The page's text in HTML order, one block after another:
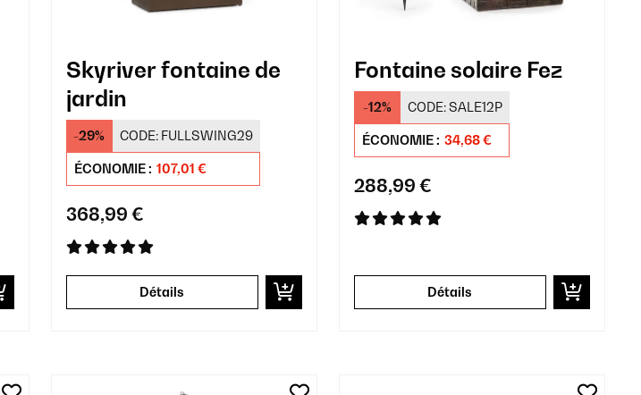
Skyriver fontaine de
jardin
-29% CODE: FULLSWING29
ÉCONOMIE : 107,01 €
368,99 €
Détails
Fontaine solaire Fez
-12% CODE:SALE12P
ÉCONOMIE : 34,68 €
288,99 €
Détails